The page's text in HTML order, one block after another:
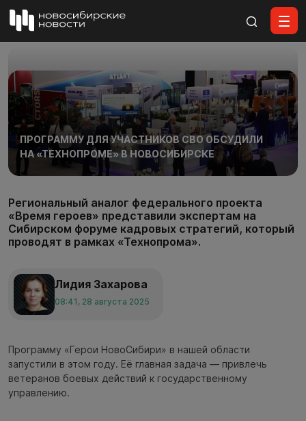
ПРОГРАММУ ДЛЯ УЧАСТНИКОВ СВО ОБСУДИЛИ
НА «ТЕХНОПРОМЕ» В НОВОСИБИРСКЕ
Региональный аналог федерального проекта
«Время героев» представили экспертам на
Сибирском форуме кадровых стратегий, который
проводят в рамках «Технопрома».
Лидия Захарова
08:41, 28 августа 2025
Программу «Герои НовоСибири» в нашей области
запустили в этом году. Её главная задача — привлечь
ветеранов боевых действий к государственному
управлению.